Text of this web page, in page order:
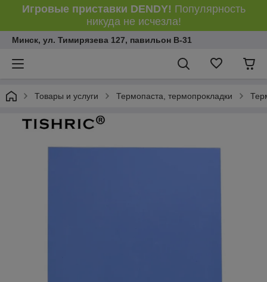
Игровые приставки DENDY! Популярность
никуда не исчезла!
Минск, ул. Тимирязева 127, павильон В-31
Товары и услуги Термопаста, термопрокладки